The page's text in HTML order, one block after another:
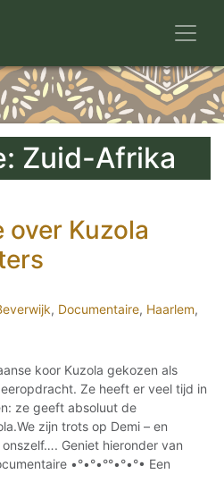
Zuid-Afrika
over Kuzola
, Documentaire, Haarlem,
koor Kuzola gekozen als
Ze heeft er veel tijd in
ze geeft absoluut de
zijn trots op Demi – en
Geniet hieronder van
•°•°•°°•°•°• Een